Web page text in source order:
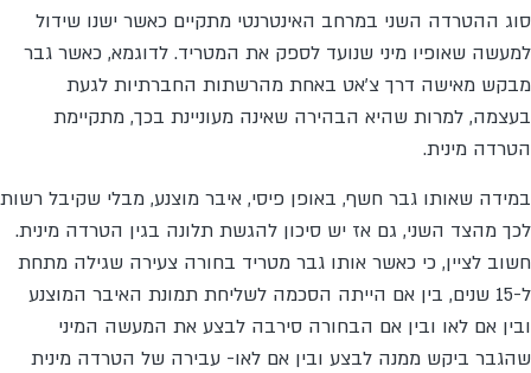
סוג ההטרדה השני במרחב האינטרנטי מתקיים כאשר ישנו שידול
למעשה שאופיו מיני שנועד לספק את המטריד. לדוגמא, כאשר גבר
מבקש מאישה דרך צ'אט באחת מהרשתות החברתיות לגעת
בעצמה, למרות שהיא הבהירה שאינה מעוניינת בכך, מתקיימת
הטרדה מינית.
במידה שאותו גבר חשף, באופן פיסי, איבר מוצנע, מבלי שקיבל רשות
לכך מהצד השני, גם אז יש סיכון להגשת תלונה בגין הטרדה מינית.
חשוב לציין, כי כאשר אותו גבר מטריד בחורה צעירה שגילה מתחת
ל-15 שנים, בין אם הייתה הסכמה לשליחת תמונת האיבר המוצנע
ובין אם לאו ובין אם הבחורה סירבה לבצע את המעשה המיני
שהגבר ביקש ממנה לבצע ובין אם לאו- עבירה של הטרדה מינית